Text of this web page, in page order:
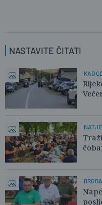
NASTAVITE ČITATI
KAD
PARK